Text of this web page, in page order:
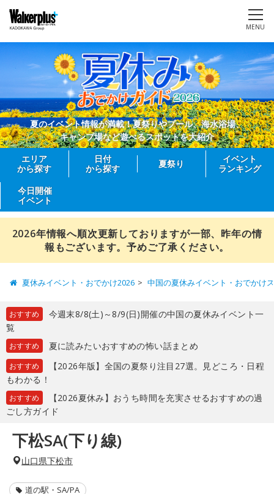
MENU
夏のイベント情報が満載！夏祭りやプール、海水浴場、
キャンプ場など遊べるスポットを大紹介
エリア
から探す
日付
から探す
夏祭り
イベント
ランキング
今日開催
イベント
2026年情報へ順次更新しておりますが一部、昨年の情
報もございます。予めご了承ください。
夏休みイベント・おでかけ2026 中国の夏休みイベント・おでかけ
おすすめ
今週末8/8(土)～8/9(日)開催の中国の夏休みイベント一
覧
おすすめ 夏に読みたいおすすめの怖い話まとめ
おすすめ
【2026年版】全国の夏祭り注目27選。見どころ・日程
もわかる！
おすすめ
【2026夏休み】おうち時間を充実させるおすすめの過
ごし方ガイド
下松SA(下り線)
山口県下松市
道の駅・SA/PA